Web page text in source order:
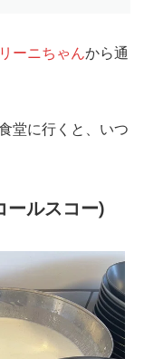
ーニちゃんから通
堂に行くと、いつ
ールスコー)